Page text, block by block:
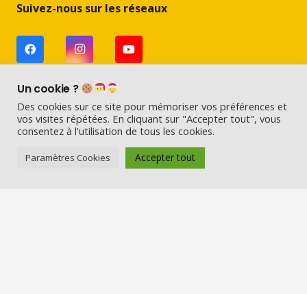
Suivez-nous sur les réseaux
Vérifié indépendamment
Un cookie ?
Des cookies sur ce site pour mémoriser vos préférences et
vos visites répétées. En cliquant sur "Accepter tout", vous
consentez à l'utilisation de tous les cookies.
Paramètres Cookies Accepter tout